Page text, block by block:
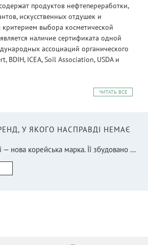
продуктов нефтепереработки,
искусственных отдушек и
критерием выбора косметической
наличие сертификата одной
ассоциаций органического
BDIH, ICEA, Soil Association, USDA и
ЧИТАТЬ ВСЕ
У ЯКОГО НАСПРАВДІ НЕМАЄ
нова корейська марка. Її збудовано ...